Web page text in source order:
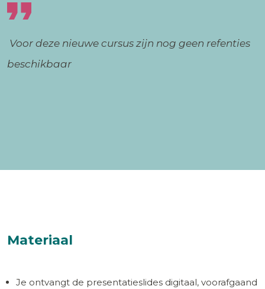
Voor deze nieuwe cursus zijn nog geen refenties
beschikbaar
Materiaal
Je ontvangt de presentatieslides digitaal, voorafgaand